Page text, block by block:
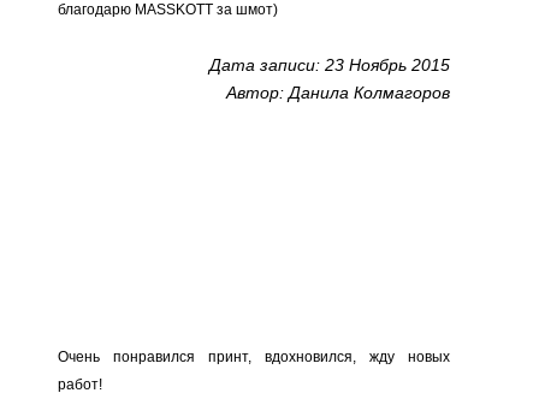
благодарю MASSKOTT за шмот)
Дата записи: 23 Ноябрь 2015
Автор: Данила Колмагоров
Очень понравился принт, вдохновился, жду новых
работ!